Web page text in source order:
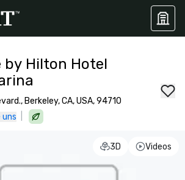
by Hilton Hotel
Berkeley, CA, USA, 94710
uns
3D Videos